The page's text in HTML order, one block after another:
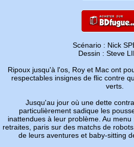
Scénario : Nick
Dessin : Steve
Ripoux jusqu'à l'os, Roy et Mac ont
respectables insignes de flic contre
verts.
Jusqu'au jour où une dette
particulièrement sadique les
inattendues à leur problème. Au
retraites, paris sur des matchs de
de leurs aventures et baby-sitting